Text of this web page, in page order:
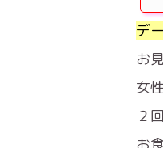
デ
お
女
２